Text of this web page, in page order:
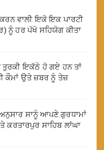
ਵਾਲੀ ਇਕੋ ਇਕ ਪਾਰਟੀ
ਨੂੰ ਹਰ ਪੱਖੋ ਸਹਿਯੋਗ ਕੀਤਾ
ਤੁਰਕੀ ਇਕੱਠੇ ਹੋ ਗਏ ਹਨ ਤਾਂ
ਕੌਮਾਂ ਉਤੇ ਜ਼ਬਰ ਨੂੰ ਤੇਜ਼
ਸਾਨੂੰ ਆਪਣੇ ਗੁਰਧਾਮਾਂ
ਸਾਹਿਬ ਲਾਂਘਾ